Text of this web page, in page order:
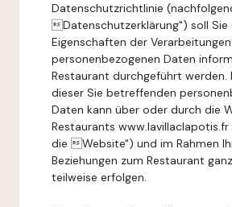
Datenschutzrichtlinie
Datenschutzerklärung") soll Sie
Eigenschaften der
personenbezogenen Daten
Restaurant durchgeführt werden.
dieser Sie betreffenden
Daten kann über oder durch die
Restaurants
die Website") und im Rahmen
Beziehungen zum Restaurant
teilweise erfolgen.